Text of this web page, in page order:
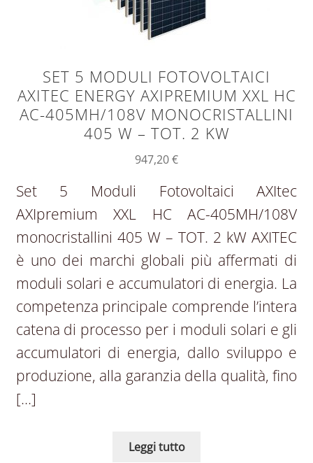
SET 5 MODULI FOTOVOLTAICI
AXITEC ENERGY AXIPREMIUM XXL HC
AC-405MH/108V MONOCRISTALLINI
405 W – TOT. 2 KW
947,20€
Set 5 Moduli Fotovoltaici AXItec
AXIpremium XXL HC AC-405MH/108V
monocristallini 405 W – TOT. 2 kW AXITEC
è uno dei marchi globali più affermati di
moduli solari e accumulatori di energia. La
competenza principale comprende l’intera
catena di processo per i moduli solari e gli
accumulatori di energia, dallo sviluppo e
produzione, alla garanzia della qualità, fino
[…]
Leggi tutto